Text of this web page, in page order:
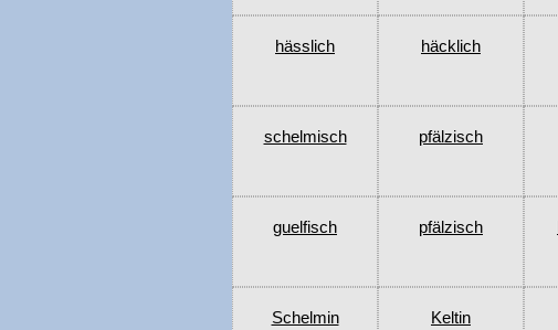
hässlich häcklich
schelmisch pfälzisch
guelfisch pfälzisch
Schelmin Keltin